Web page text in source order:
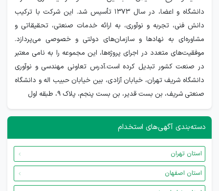
دانشگاه و اعضا، در سال ۱۳۷۳ تأسیس شد. این شرکت با ترکیب
دانش فنی، تجربه و نوآوری، به ارائه خدمات صنعتی، تحقیقاتی و
مشاوره‌ای به نهادها و سازمان‌های دولتی و خصوصی می‌پردازد.
موفقیت‌های متعدد در اجرای پروژه‌ها، این مجموعه را به نامی معتبر
در صنعت کشور تبدیل کرده است.آدرس تعاونی مهندسی و نوآوری
دانشگاه شریف تهران، خیابان آزادی، بین خیابان حبیب اله و دانشگاه
صنعتی شریف، بن بست قدیر، بن بست پنجم، پلاک ۹، طبقه اول
دسته‌بندی آگهی‌های استخدام
استان تهران
استان اصفهان